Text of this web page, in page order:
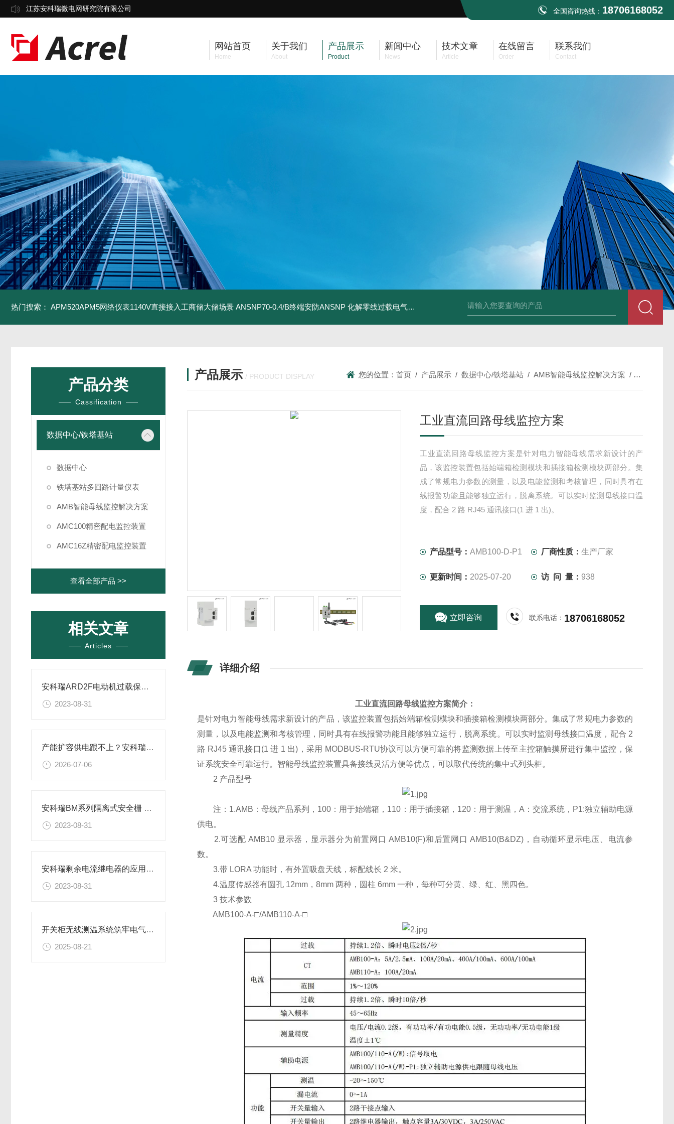
江苏安科瑞微电网研究院有限公司 全国咨询热线： 18706168052
网站首页
Home
关于我们
About
产品展示
Product
新闻中心
News
技术文章
Article
在线留言
Order
联系我们
Contact
热门搜索： APM520APM5网络仪表1140V直接接入工商储大储场景 ANSNP70-0.4/B终端安防ANSNP 化解零线过载电气隐患案例 ANSNP70-0.4/B终端安防ANSNP 化解零线过载电气隐患 数据冻结
产品分类
Cassification
数据中心/铁塔基站
数据中心
铁塔基站多回路计量仪表
AMB智能母线监控解决方案
AMC100精密配电监控装置
AMC16Z精密配电监控装置
查看全部产品 >>
相关文章
Articles
安科瑞ARD2F电动机过载保护器在某水泥厂的应用
2023-08-31
产能扩容供电跟不上？安科瑞综合自动化系统筑牢新材料工厂电力安全防线
2026-07-06
安科瑞BM系列隔离式安全栅 、信号隔离器
2023-08-31
安科瑞剩余电流继电器的应用探讨
2023-08-31
开关柜无线测温系统筑牢电气安全防线：安科瑞开关柜无线测温系统解决方案
2025-08-21
产品展示 / PRODUCT DISPLAY 您的位置：首页 / 产品展示 /数据中心/铁塔基站 /AMB智能母线监控解决方案 / AMB100-
工业直流回路母线监控方案
工业直流回路母线监控方案是针对电力智能母线需求新设计的产
品，该监控装置包括始端箱检测模块和插接箱检测模块两部分。集
成了常规电力参数的测量，以及电能监测和考核管理，同时具有在
线报警功能且能够独立运行，脱离系统。可以实时监测母线接口温
度，配合 2 路 RJ45 通讯接口(1 进 1 出)。
产品型号： AMB100-D-P1 厂商性质：生产厂家
更新时间： 2025-07-20 访 问 量： 938
立即咨询 联系电话： 18706168052
详细介绍
工业直流回路母线监控方案简介：
是针对电力智能母线需求新设计的产品，该监控装置包括始端箱检测模块和插接箱检测模块两部分。集成了常规电力参数的
测量，以及电能监测和考核管理，同时具有在线报警功能且能够独立运行，脱离系统。可以实时监测母线接口温度，配合 2
路 RJ45 通讯接口(1 进 1 出)，采用 MODBUS-RTU协议可以方便可靠的将监测数据上传至主控箱触摸屏进行集中监控，保
证系统安全可靠运行。智能母线监控装置具备接线灵活方便等优点，可以取代传统的集中式列头柜。
2 产品型号
注：1.AMB：母线产品系列，100：用于始端箱，110：用于插接箱，120：用于测温，A：交流系统，P1:独立辅助电源
供电。
2.可选配 AMB10 显示器，显示器分为前置网口 AMB10(F)和后置网口 AMB10(B&DZ)，自动循环显示电压、电流参
数。
3.带 LORA 功能时，有外置吸盘天线，标配线长 2 米。
4.温度传感器有圆孔 12mm，8mm 两种，圆柱 6mm 一种，每种可分黄、绿、红、黑四色。
3 技术参数
AMB100-A-□/AMB110-A-□